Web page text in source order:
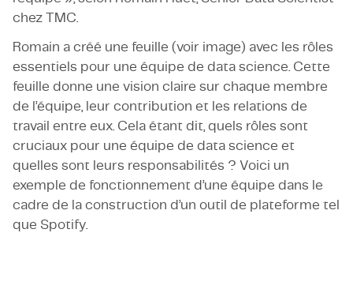
chez TMC.
Romain a créé une feuille (voir image) avec les rôles
essentiels pour une équipe de data science. Cette
feuille donne une vision claire sur chaque membre
de l’équipe, leur contribution et les relations de
travail entre eux. Cela étant dit, quels rôles sont
cruciaux pour une équipe de data science et
quelles sont leurs responsabilités ? Voici un
exemple de fonctionnement d’une équipe dans le
cadre de la construction d’un outil de plateforme tel
que Spotify.